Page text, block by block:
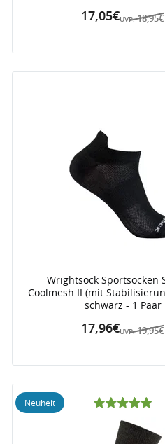
UVP: 18,95€
17,05€
Wrightsock Sportsocken
Coolmesh II (mit
schwarz - 1 Paar
UVP: 19,95€
17,96€
Neuheit